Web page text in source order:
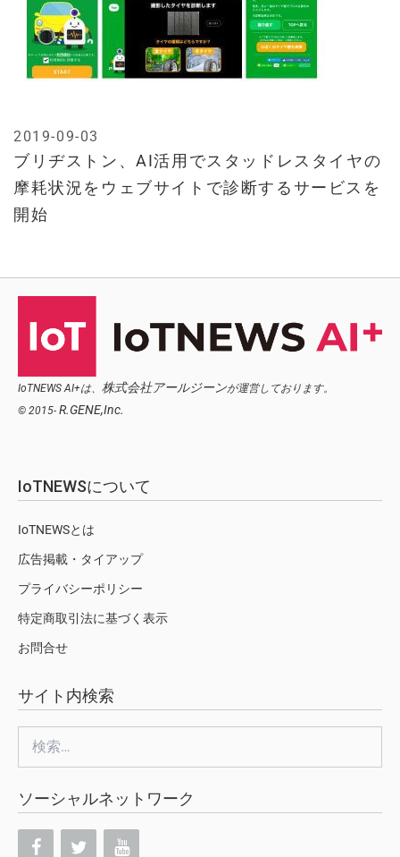
ブリヂストン、AI活用でスタッドレスタイヤの
摩耗状況をウェブサイトで診断するサービスを
開始
2019-09-03
IoTNEWS AI+は、 株式会社アールジーンが運営しております。
© 2015- R.GENE,Inc.
IoTNEWSについて
IoTNEWSとは
広告掲載・タイアップ
プライバシーポリシー
特定商取引法に基づく表示
お問合せ
サイト内検索
索:
ソーシャルネットワーク